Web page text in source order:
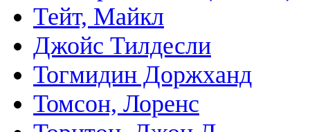
Тейт, Майкл
Джойс Тилдесли
Тогмидин Доржханд
Томсон, Лоренс